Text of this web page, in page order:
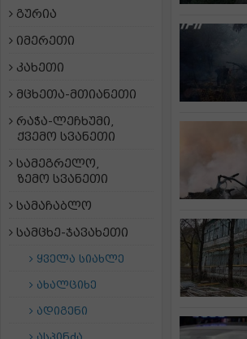
გურია
იმერეთი
კახეთი
მცხეთა-მთიანეთი
რაჭა-ლეჩხუმი,
ქვემო სვანეთი
სამეგრელო,
ზემო სვანეთი
სამაჩაბლო
სამცხე-ჯავახეთი
ყველა სიახლე
ახალციხე
ადიგენი